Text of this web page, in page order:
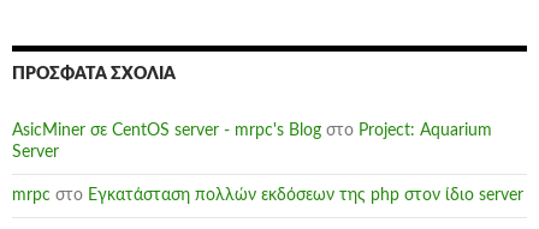
ΠΡΌΣΦΑΤΑ ΣΧΌΛΙΑ
AsicMiner σε CentOS server - mrpc's Blog στο Project: Aquarium
Server
mrpc στο Εγκατάσταση πολλών εκδόσεων της php στον ίδιο server